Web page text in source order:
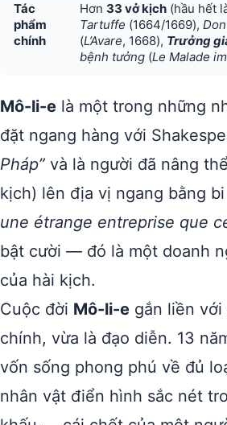
Tác
phẩm
chính
Hơn 33 vở kịch (hầu hết
Tartuffe (1664/1669),
(L’Avare, 1668), Trưởng
bệnh tưởng (Le Malade
Mô-li-e là một trong những
đặt ngang hàng với
Pháp” và là người đã nâng
kịch) lên địa vị ngang bằng
une étrange entreprise que
bật cười — đó là một doanh
của hài kịch.
Cuộc đời Mô-li-e gắn liền
chính, vừa là đạo diễn. 13
vốn sống phong phú về đủ
nhân vật điển hình sắc nét